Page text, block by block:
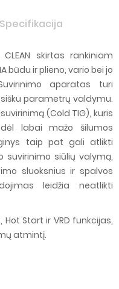
Specifikacija
skirtas rankiniam
būdu ir plieno, vario bei jo
aparatas turi
parametrų valdymu.
(Cold TIG), kuris
labai mažo šilumos
taip pat gali atlikti
suvirinimo siūlių valymą,
sluoksnius ir spalvos
leidžia neatlikti
Start ir VRD funkcijas,
atmintį.